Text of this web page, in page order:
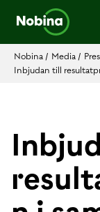
Nobina / Media /
Inbjudan till